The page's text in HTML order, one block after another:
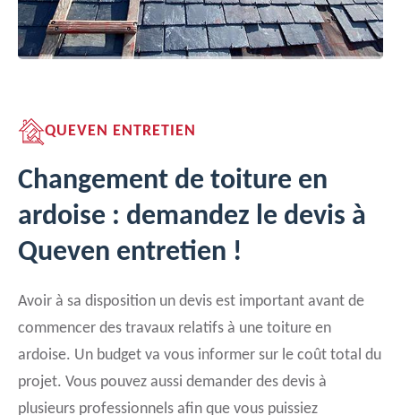
QUEVEN ENTRETIEN
Changement de toiture en
ardoise : demandez le devis à
Queven entretien !
Avoir à sa disposition un devis est important avant de
commencer des travaux relatifs à une toiture en
ardoise. Un budget va vous informer sur le coût total du
projet. Vous pouvez aussi demander des devis à
plusieurs professionnels afin que vous puissiez